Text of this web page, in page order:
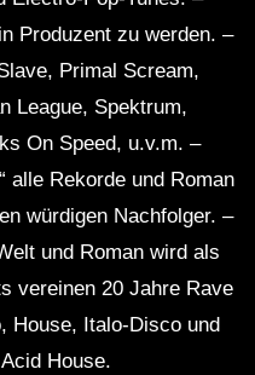
Produzent zu werden. –
Primal Scream,
League, Spektrum,
On Speed, u.v.m. –
alle Rekorde und Roman
würdigen Nachfolger. –
und Roman wird als
vereinen 20 Jahre Rave
House, Italo-Disco und
House.